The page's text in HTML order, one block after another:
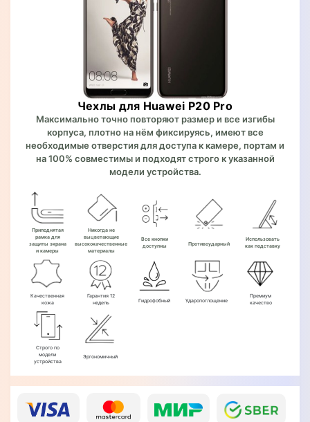
Чехлы для Huawei P20 Pro
Максимально точно повторяют размер и все изгибы
корпуса, плотно на нём фиксируясь, имеют все
необходимые отверстия для доступа к камере, портам и
на 100% совместимы и подходят строго к указанной
модели устройства.
Приподнятая
рамка для
защиты экрана
и камеры
Никогда не
выцветающие
высококачественные
материалы
Все кнопки
доступны
Противоударный
Использовать
как подставку
Качественная
кожа
Гарантия 12
недель
Гидрофобный Ударопоглощение
Премиум
качество
Строго по
модели
устройства
Эргономичный